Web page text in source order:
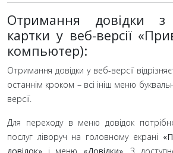
Отримання довідки з
картки у веб-версії
компьютер):
Отримання довідки у веб-версії
останнім кроком – всі ініш меню
версії.
Для переходу в меню довідок
послуг ліворуч на головному екрані